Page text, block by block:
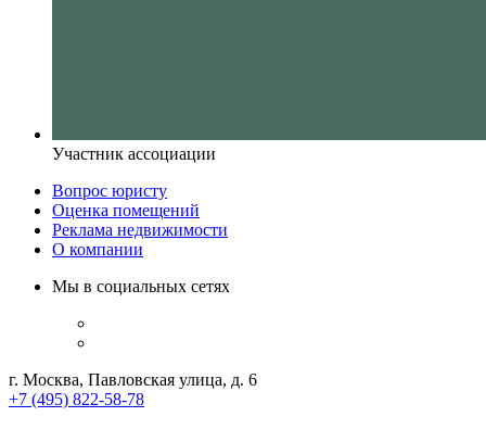
Участник ассоциации
Вопрос юристу
Оценка помещений
Реклама недвижимости
О компании
Мы в социальных сетях
г. Москва, Павловская улица, д. 6
+7 (495) 822-58-78